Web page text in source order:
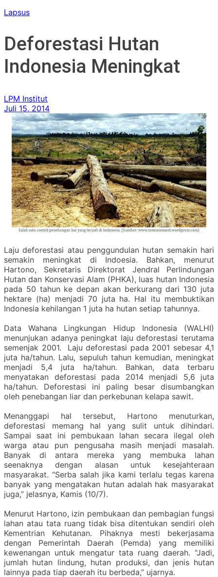
Lapsus
Deforestasi Hutan
Indonesia Meningkat
LPM Institut
Juli 15, 2014
Laju deforestasi atau penggundulan hutan semakin hari
semakin meningkat di Indoesia. Bahkan, menurut
Hartono, Sekretaris Direktorat Jendral Perlindungan
Hutan dan Konservasi Alam (PHKA), luas hutan Indonesia
pada 50 tahun ke depan akan berkurang dari 130 juta
hektare (ha) menjadi 70 juta ha. Hal itu membuktikan
Indonesia kehilangan 1 juta ha hutan setiap tahunnya.
Data Wahana Lingkungan Hidup Indonesia (WALHI)
menunjukan adanya peningkat laju deforestasi terutama
semenjak 2001. Laju deforestasi pada 2001 sebesar 4,1
juta ha/tahun. Lalu, sepuluh tahun kemudian, meningkat
menjadi 5,4 juta ha/tahun. Bahkan, data terbaru
menyatakan deforestasi pada 2014 menjadi 5,6 juta
ha/tahun. Deforestasi ini paling besar disumbangkan
oleh penebangan liar dan perkebunan kelapa sawit.
Menanggapi hal tersebut, Hartono menuturkan,
deforestasi memang hal yang sulit untuk dihindari.
Sampai saat ini pembukaan lahan secara ilegal oleh
warga atau pun pengusaha masih menjadi masalah.
Banyak di antara mereka yang membuka lahan
seenaknya dengan alasan untuk kesejahteraan
masyarakat. “Serba salah jika kami terlalu tegas karena
banyak yang mengatakan hutan adalah hak masyarakat
juga,” jelasnya, Kamis (10/7).
Menurut Hartono, izin pembukaan dan pembagian fungsi
lahan atau tata ruang tidak bisa ditentukan sendiri oleh
Kementrian Kehutanan. Pihaknya mesti bekerjasama
dengan Pemerintah Daerah (Pemda) yang memiliki
kewenangan untuk mengatur tata ruang daerah. “Jadi,
jumlah hutan lindung, hutan produksi, dan jenis hutan
lainnya pada tiap daerah itu berbeda,” ujarnya.